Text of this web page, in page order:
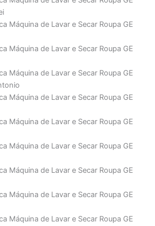
Máquina de Lavar e Secar Roupa GE
Máquina de Lavar e Secar Roupa GE
Máquina de Lavar e Secar Roupa GE
Máquina de Lavar e Secar Roupa GE
Máquina de Lavar e Secar Roupa GE
Máquina de Lavar e Secar Roupa GE
Máquina de Lavar e Secar Roupa GE
Máquina de Lavar e Secar Roupa GE
Máquina de Lavar e Secar Roupa GE